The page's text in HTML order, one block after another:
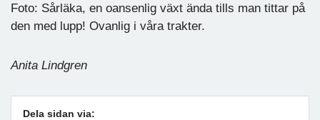
Foto: Sårläka, en oansenlig växt ända tills man tittar på
den med lupp! Ovanlig i våra trakter.
Anita Lindgren
Dela sidan via: